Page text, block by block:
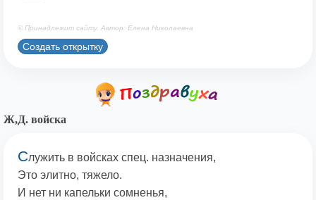
© Принадлежит сайту. Автор: Елена Николаевна
Создать открытку
Ж,Д. войска
Служить в войсках спец. назначения,
Это элитно, тяжело.
И нет ни капельки сомненья,